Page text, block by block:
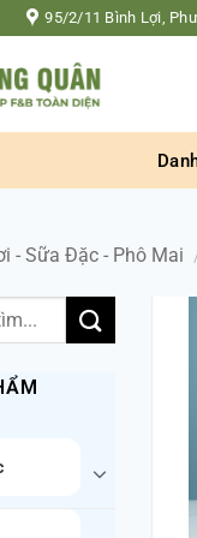
95/2/11 Bình Lợi,
- Sữa Đặc - Phô Mai